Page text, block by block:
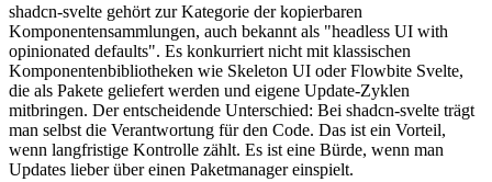
shadcn-svelte gehört zur Kategorie der kopierbaren
Komponentensammlungen, auch bekannt als "headless UI with
opinionated defaults". Es konkurriert nicht mit klassischen
Komponentenbibliotheken wie Skeleton UI oder Flowbite Svelte,
die als Pakete geliefert werden und eigene Update-Zyklen
mitbringen. Der entscheidende Unterschied: Bei shadcn-svelte trägt
man selbst die Verantwortung für den Code. Das ist ein Vorteil,
wenn langfristige Kontrolle zählt. Es ist eine Bürde, wenn man
Updates lieber über einen Paketmanager einspielt.